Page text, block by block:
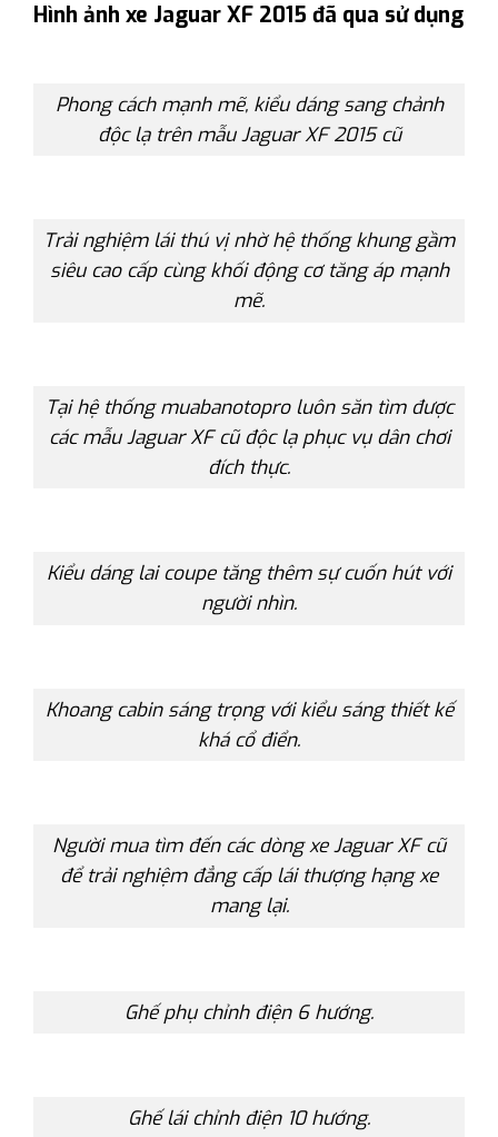
Hình ảnh xe Jaguar XF 2015 đã qua sử dụng
Phong cách mạnh mẽ, kiểu dáng sang chảnh
độc lạ trên mẫu Jaguar XF 2015 cũ
Trải nghiệm lái thú vị nhờ hệ thống khung gầm
siêu cao cấp cùng khối động cơ tăng áp mạnh
mẽ.
Tại hệ thống muabanotopro luôn săn tìm được
các mẫu Jaguar XF cũ độc lạ phục vụ dân chơi
đích thực.
Kiểu dáng lai coupe tăng thêm sự cuốn hút với
người nhìn.
Khoang cabin sáng trọng với kiểu sáng thiết kế
khá cổ điển.
Người mua tìm đến các dòng xe Jaguar XF cũ
để trải nghiệm đẳng cấp lái thượng hạng xe
mang lại.
Ghế phụ chỉnh điện 6 hướng.
Ghế lái chỉnh điện 10 hướng.